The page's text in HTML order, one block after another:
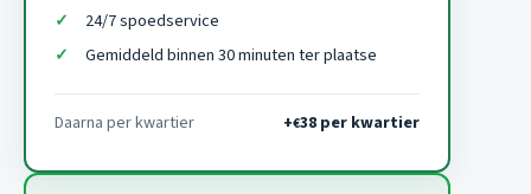
24/7 spoedservice
Gemiddeld binnen 30 minuten ter plaatse
Daarna per kwartier +€38 per kwartier